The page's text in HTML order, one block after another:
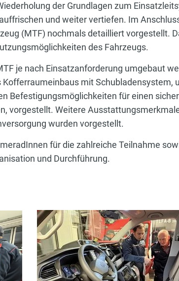
der Grundlagen zum
und weiter vertiefen. Im
(MTF) nochmals detailliert vorgestellt.
des Fahrzeugs.
je nach Einsatzanforderung umgebaut
Kofferraumeinbaus mit Schubladensystem,
Befestigungsmöglichkeiten für einen
vorgestellt. Weitere
wurden vorgestellt.
für die zahlreiche Teilnahme
und Durchführung.